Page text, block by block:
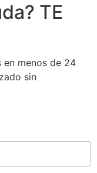
TE
menos de 24
sin